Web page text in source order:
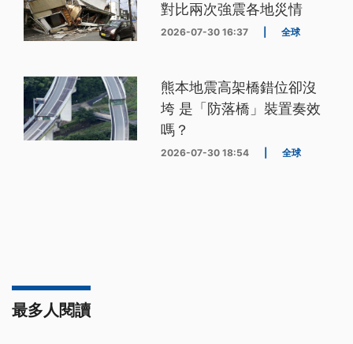
對比兩次強震各地災情
2026-07-30 16:37 全球
熊本地震高架橋錯位卻沒
垮 是「防落橋」裝置奏效
嗎？
2026-07-30 18:54 全球
最多人閱讀